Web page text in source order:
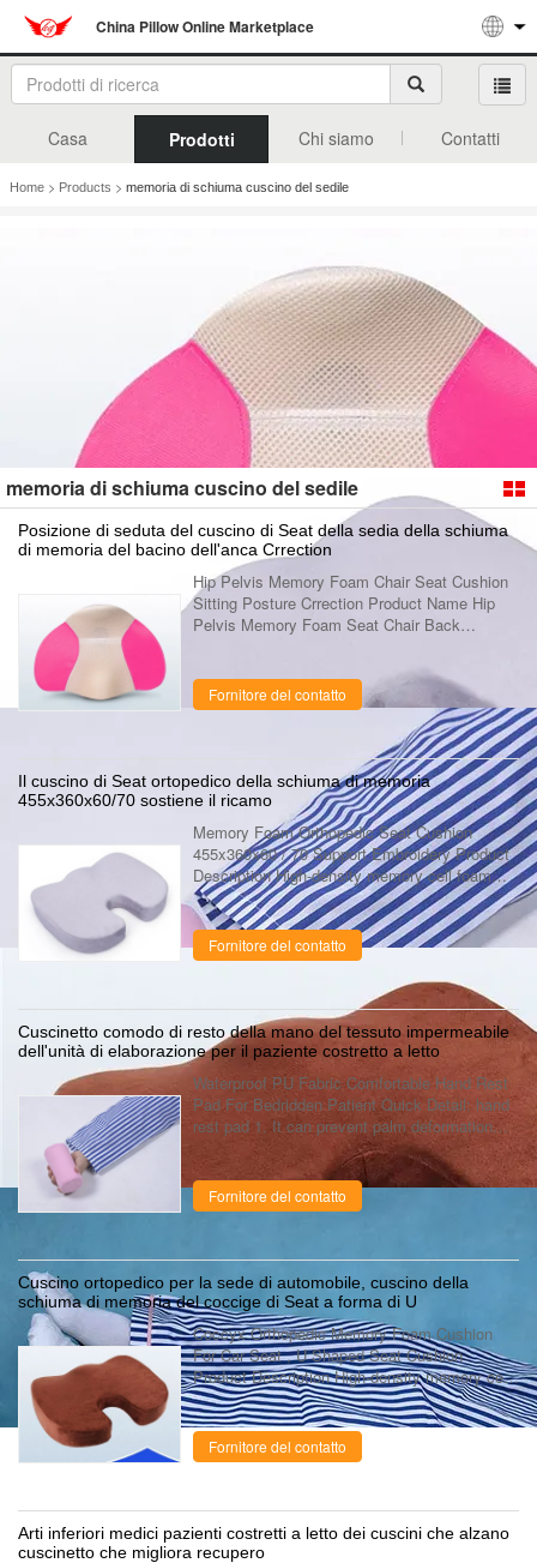
China Pillow Online Marketplace
Casa Prodotti Chi siamo Contatti
Home > Products > memoria di schiuma cuscino del sedile
memoria di schiuma cuscino del sedile
Posizione di seduta del cuscino di Seat della sedia della schiuma
di memoria del bacino dell'anca Crrection
Hip Pelvis Memory Foam Chair Seat Cushion
Sitting Posture Crrection Product Name Hip
Pelvis Memory Foam Seat Chair Back
...
Fornitore del contatto
Il cuscino di Seat ortopedico della schiuma di memoria
455x360x60/70 sostiene il ricamo
Memory Foam Orthopedic Seat Cushion
455x360x60 / 70 Support Embroidery Product
Description High-density memory cell foam
was originally developed to relieve G-force
strain during lift off. Temperature- and ...
Fornitore del contatto
Cuscinetto comodo di resto della mano del tessuto impermeabile
dell'unità di elaborazione per il paziente costretto a letto
Waterproof PU Fabric Comfortable Hand Rest
Pad For Bedridden Patient Quick Detail: hand
rest pad 1. It can prevent palm deformation
caused by long-term palm stoop and practice
hand muscles. 2. It Suitable for ....
Fornitore del contatto
Cuscino ortopedico per la sede di automobile, cuscino della
schiuma di memoria del coccige di Seat a forma di U
Coccyx Orthopedic Memory Foam Cushion
For Car Seat , U Shaped Seat Cushion
Product Description High-density memory cell
foam was originally developed to relieve G-
force strain during lift off. Dissipates ...
Fornitore del contatto
Arti inferiori medici pazienti costretti a letto dei cuscini che alzano
cuscinetto che migliora recupero